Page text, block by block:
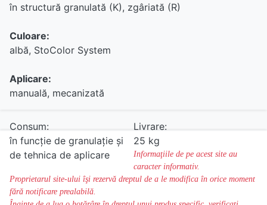
în structură granulată (K), zgâriată (R)
Culoare:
albă, StoColor System
Aplicare:
manuală, mecanizată
Consum:
în funcţie de granulaţie şi
de tehnica de aplicare
Livrare:
25 kg
Informaţiile de pe acest site au
caracter informativ.
Proprietarul site-ului îşi rezervă dreptul de a le modifica în orice moment
fără notificare prealabilă.